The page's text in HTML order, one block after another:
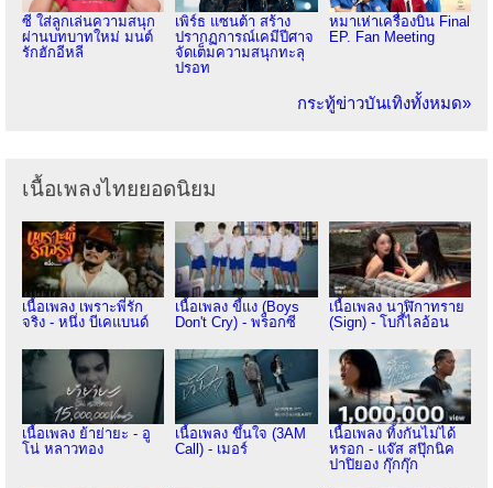
ซี ใส่ลูกเล่นความสนุก
ผ่านบทบาทใหม่ มนต์
รักฮักอีหลี
เพิร์ธ แซนต้า สร้าง
ปรากฏการณ์เคมีปีศาจ
จัดเต็มความสนุกทะลุ
ปรอท
หมาเห่าเครื่องบิน Final
EP. Fan Meeting
กระทู้ข่าวบันเทิงทั้งหมด»
เนื้อเพลงไทยยอดนิยม
เนื้อเพลง เพราะพี่รัก
จริง - หนึ่ง บีเคแบนด์
เนื้อเพลง ขี้แง (Boys
Don't Cry) - พร็อกซี
เนื้อเพลง นาฬิกาทราย
(Sign) - โบกี้ไลอ้อน
เนื้อเพลง ย้าย่ายะ - อู
โน่ หลาวทอง
เนื้อเพลง ขึ้นใจ (3AM
Call) - เมอร์
เนื้อเพลง ทิ้งกันไม่ได้
หรอก - แจ๊ส สปุ๊กนิค
ปาปิยอง กุ๊กกุ๊ก